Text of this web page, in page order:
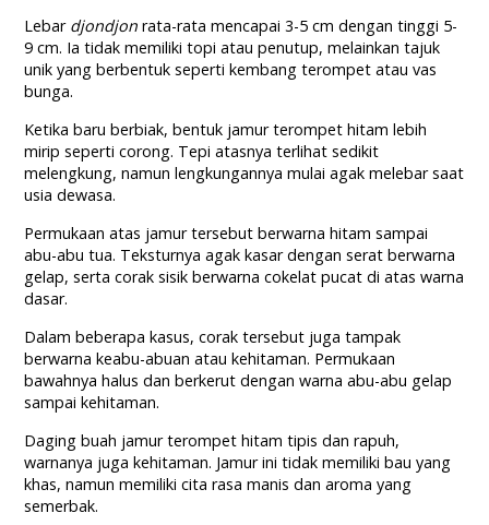
Lebardjondjonrata-rata mencapai 3-5 cm dengan tinggi 5-
9 cm. Ia tidak memiliki topi atau penutup, melainkan tajuk
unik yang berbentuk seperti kembang terompet atau vas
bunga.
Ketika baru berbiak, bentuk jamur terompet hitam lebih
mirip seperti corong. Tepi atasnya terlihat sedikit
melengkung, namun lengkungannya mulai agak melebar saat
usia dewasa.
Permukaan atas jamur tersebut berwarna hitam sampai
abu-abu tua. Teksturnya agak kasar dengan serat berwarna
gelap, serta corak sisik berwarna cokelat pucat di atas warna
dasar.
Dalam beberapa kasus, corak tersebut juga tampak
berwarna keabu-abuan atau kehitaman. Permukaan
bawahnya halus dan berkerut dengan warna abu-abu gelap
sampai kehitaman.
Daging buah jamur terompet hitam tipis dan rapuh,
warnanya juga kehitaman. Jamur ini tidak memiliki bau yang
khas, namun memiliki cita rasa manis dan aroma yang
semerbak.